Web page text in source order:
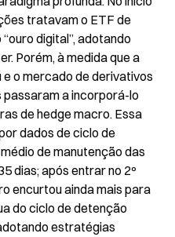
tratavam o ETF de
digital”, adotando
Porém, à medida que a
o mercado de derivativos
a incorporá-lo
de hedge macro. Essa
dados de ciclo de
de manutenção das
dias; após entrar no 2º
encurtou ainda mais para
do ciclo de detenção
estratégias